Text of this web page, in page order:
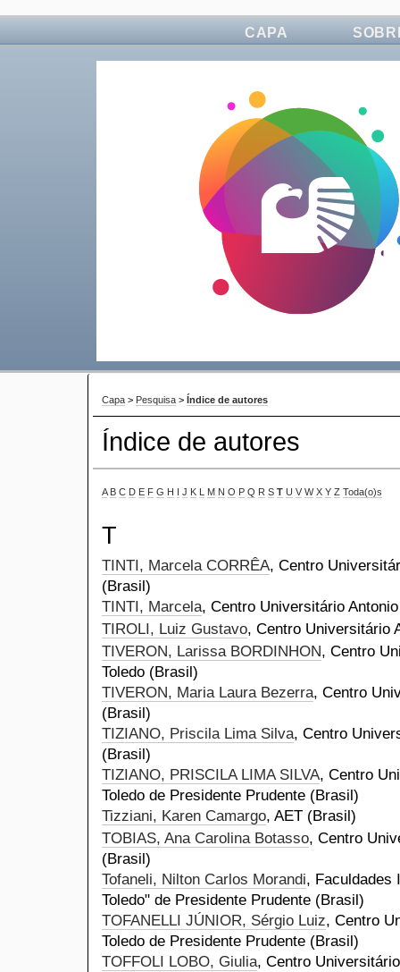
CAPA
Capa > Pesquisa > Índice de autores
Índice de autores
A B C D E F G H I J K L M N O P Q R S T U V W X Y Z Toda(o)s
T
TINTI, Marcela CORRÊA, Centro
(Brasil)
TINTI, Marcela, Centro Universitário
TIROLI, Luiz Gustavo, Centro Universitário
TIVERON, Larissa BORDINHON, Centro
Toledo (Brasil)
TIVERON, Maria Laura Bezerra, Centro
(Brasil)
TIZIANO, Priscila Lima Silva, Centro
(Brasil)
TIZIANO, PRISCILA LIMA SILVA, Centro
Toledo de Presidente Prudente (Brasil)
Tizziani, Karen Camargo, AET (Brasil)
TOBIAS, Ana Carolina Botasso, Centro
(Brasil)
Tofaneli, Nilton Carlos Morandi, Faculdades
Toledo" de Presidente Prudente (Brasil)
TOFANELLI JÚNIOR, Sérgio Luiz, Centro
Toledo de Presidente Prudente (Brasil)
TOFFOLI LOBO, Giulia, Centro